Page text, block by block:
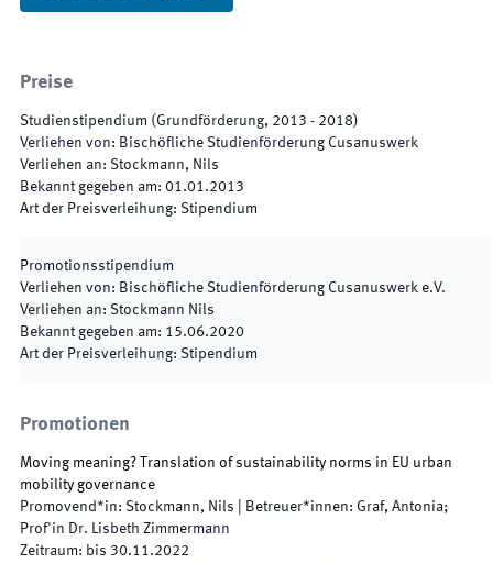
Preise
Studienstipendium (Grundförderung, 2013 - 2018)
Verliehen von: Bischöfliche Studienförderung Cusanuswerk
Verliehen an: Stockmann, Nils
Bekannt gegeben am: 01.01.2013
Art der Preisverleihung: Stipendium
Promotionsstipendium
Verliehen von: Bischöfliche Studienförderung Cusanuswerk e.V.
Verliehen an: Stockmann Nils
Bekannt gegeben am: 15.06.2020
Art der Preisverleihung: Stipendium
Promotionen
Moving meaning? Translation of sustainability norms in EU urban
mobility governance
Promovend*in: Stockmann, Nils Betreuer*innen: Graf, Antonia;
Prof'in Dr. Lisbeth Zimmermann
Zeitraum: bis 30.11.2022